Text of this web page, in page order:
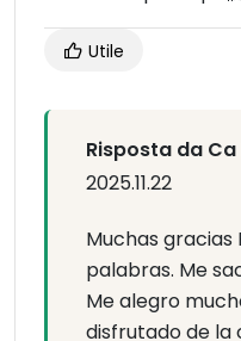
Utile
Risposta da Ca
2025.11.22
Muchas gracias
palabras. Me
Me alegro
disfrutado de la